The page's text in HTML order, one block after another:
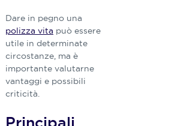
Dare in pegno una
polizza vita può essere
utile in determinate
circostanze, ma è
importante valutarne
vantaggi e possibili
criticità.